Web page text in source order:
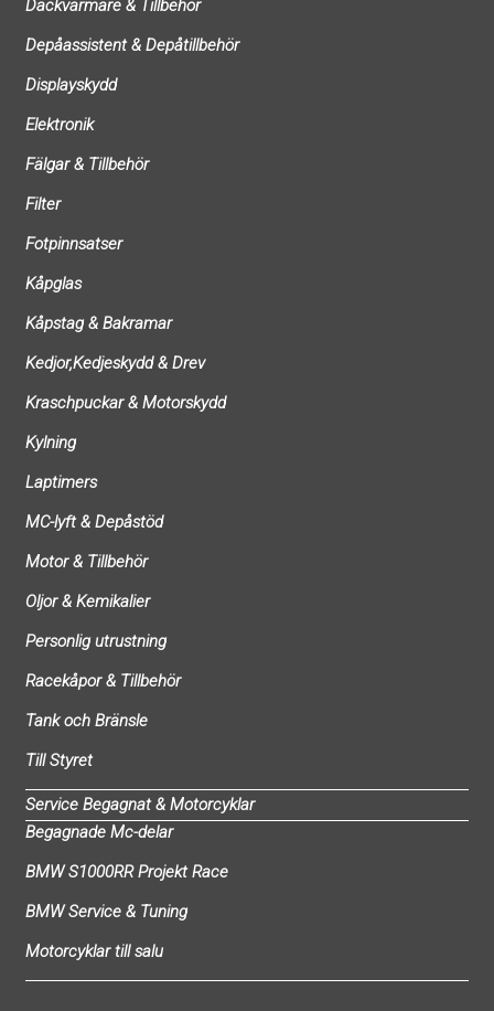
Däckvärmare & Tillbehör
Depåassistent & Depåtillbehör
Displayskydd
Elektronik
Fälgar & Tillbehör
Filter
Fotpinnsatser
Kåpglas
Kåpstag & Bakramar
Kedjor,Kedjeskydd & Drev
Kraschpuckar & Motorskydd
Kylning
Laptimers
MC-lyft & Depåstöd
Motor & Tillbehör
Oljor & Kemikalier
Personlig utrustning
Racekåpor & Tillbehör
Tank och Bränsle
Till Styret
Service Begagnat & Motorcyklar
Begagnade Mc-delar
BMW S1000RR Projekt Race
BMW Service & Tuning
Motorcyklar till salu